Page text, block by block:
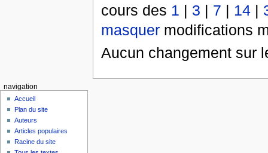
cours des 1 | 3 | 7 | 14|
masquermodifications
Aucun changement sur
navigation
Accueil
Plan du site
Auteurs
Articles populaires
Racine du site